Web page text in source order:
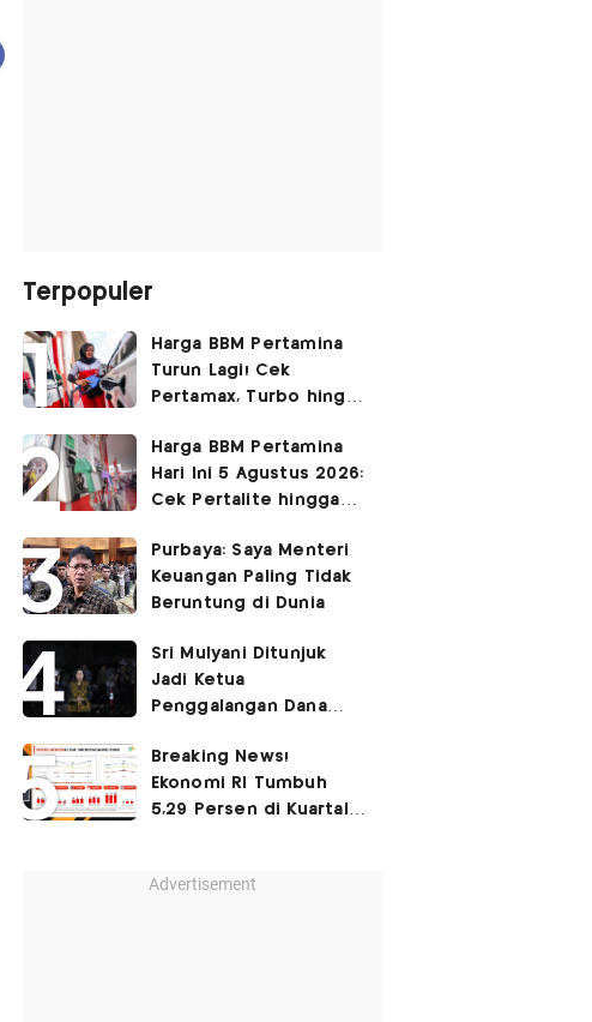
Terpopuler
Harga BBM Pertamina
Turun Lagi! Cek
Pertamax, Turbo hingga
Agustus 2026
Harga BBM Pertamina
Hari Ini 5 Agustus 2026:
Cek Pertalite hingga
Turun
Purbaya: Saya Menteri
Keuangan Paling Tidak
Beruntung di Dunia
Sri Mulyani Ditunjuk
Jadi Ketua
Penggalangan Dana
Breaking News!
Ekonomi RI Tumbuh
5,29 Persen di Kuartal
Advertisement